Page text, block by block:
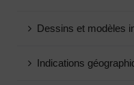
Dessins et modèles
Indications